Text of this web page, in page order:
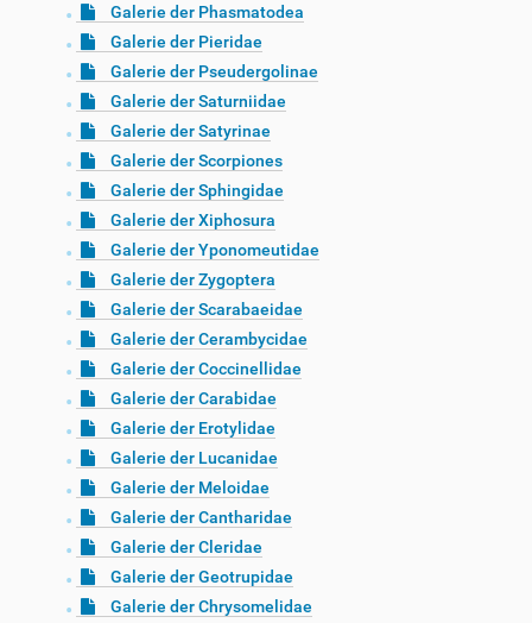
Galerie der Phasmatodea
Galerie der Pieridae
Galerie der Pseudergolinae
Galerie der Saturniidae
Galerie der Satyrinae
Galerie der Scorpiones
Galerie der Sphingidae
Galerie der Xiphosura
Galerie der Yponomeutidae
Galerie der Zygoptera
Galerie der Scarabaeidae
Galerie der Cerambycidae
Galerie der Coccinellidae
Galerie der Carabidae
Galerie der Erotylidae
Galerie der Lucanidae
Galerie der Meloidae
Galerie der Cantharidae
Galerie der Cleridae
Galerie der Geotrupidae
Galerie der Chrysomelidae